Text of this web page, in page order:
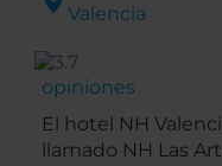
Valencia
opiniones
El hotel NH
llamado NH Las